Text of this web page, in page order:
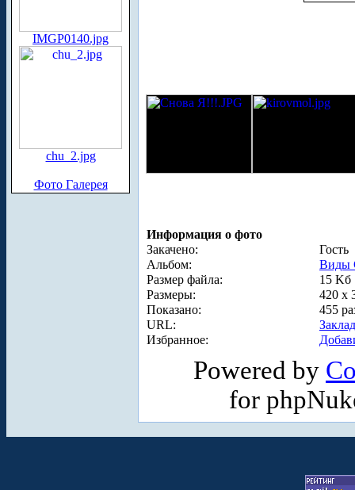
IMGP0140.jpg
chu_2.jpg
Фото Галерея
Информация о фото
Закачено:
Гость
Альбом:
Виды
Размер файла:
15 Kб
Размеры:
420 x
Показано:
455
URL:
Избранное:
Powered by
for